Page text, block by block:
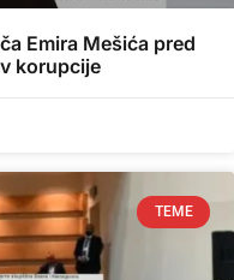
Emira Mešića pred
korupcije
TEME